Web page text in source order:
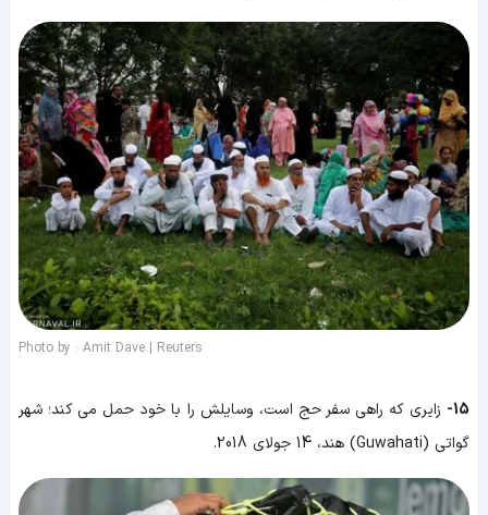
Photo by : Amit Dave | Reuters
15- زایری که راهی سفر حج است، وسایلش را با خود حمل می کند؛ شهر
گواتی (Guwahati) هند، 14 جولای 2018.